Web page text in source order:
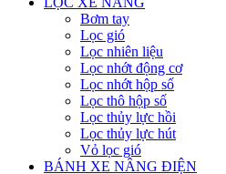
Bơm tay
Lọc gió
Lọc nhiên liệu
Lọc nhớt động cơ
Lọc nhớt hộp số
Lọc thô hộp số
Lọc thủy lực hồi
Lọc thủy lực hút
Vỏ lọc gió
BÁNH XE NÂNG ĐIỆN